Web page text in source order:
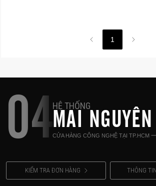
1
04HỆ THỐNG
MAI NGUYÊN
CỬA HÀNG CÔNG NGHỆ TẠI TP.HCM
KIỂM TRA ĐƠN HÀNG THÔNG